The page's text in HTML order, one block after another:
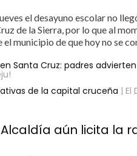
el desayuno escolar no
de la Sierra, por lo que al
municipio de que hoy no se
Santa Cruz: padres
de la capital cruceña | El
aún licita la